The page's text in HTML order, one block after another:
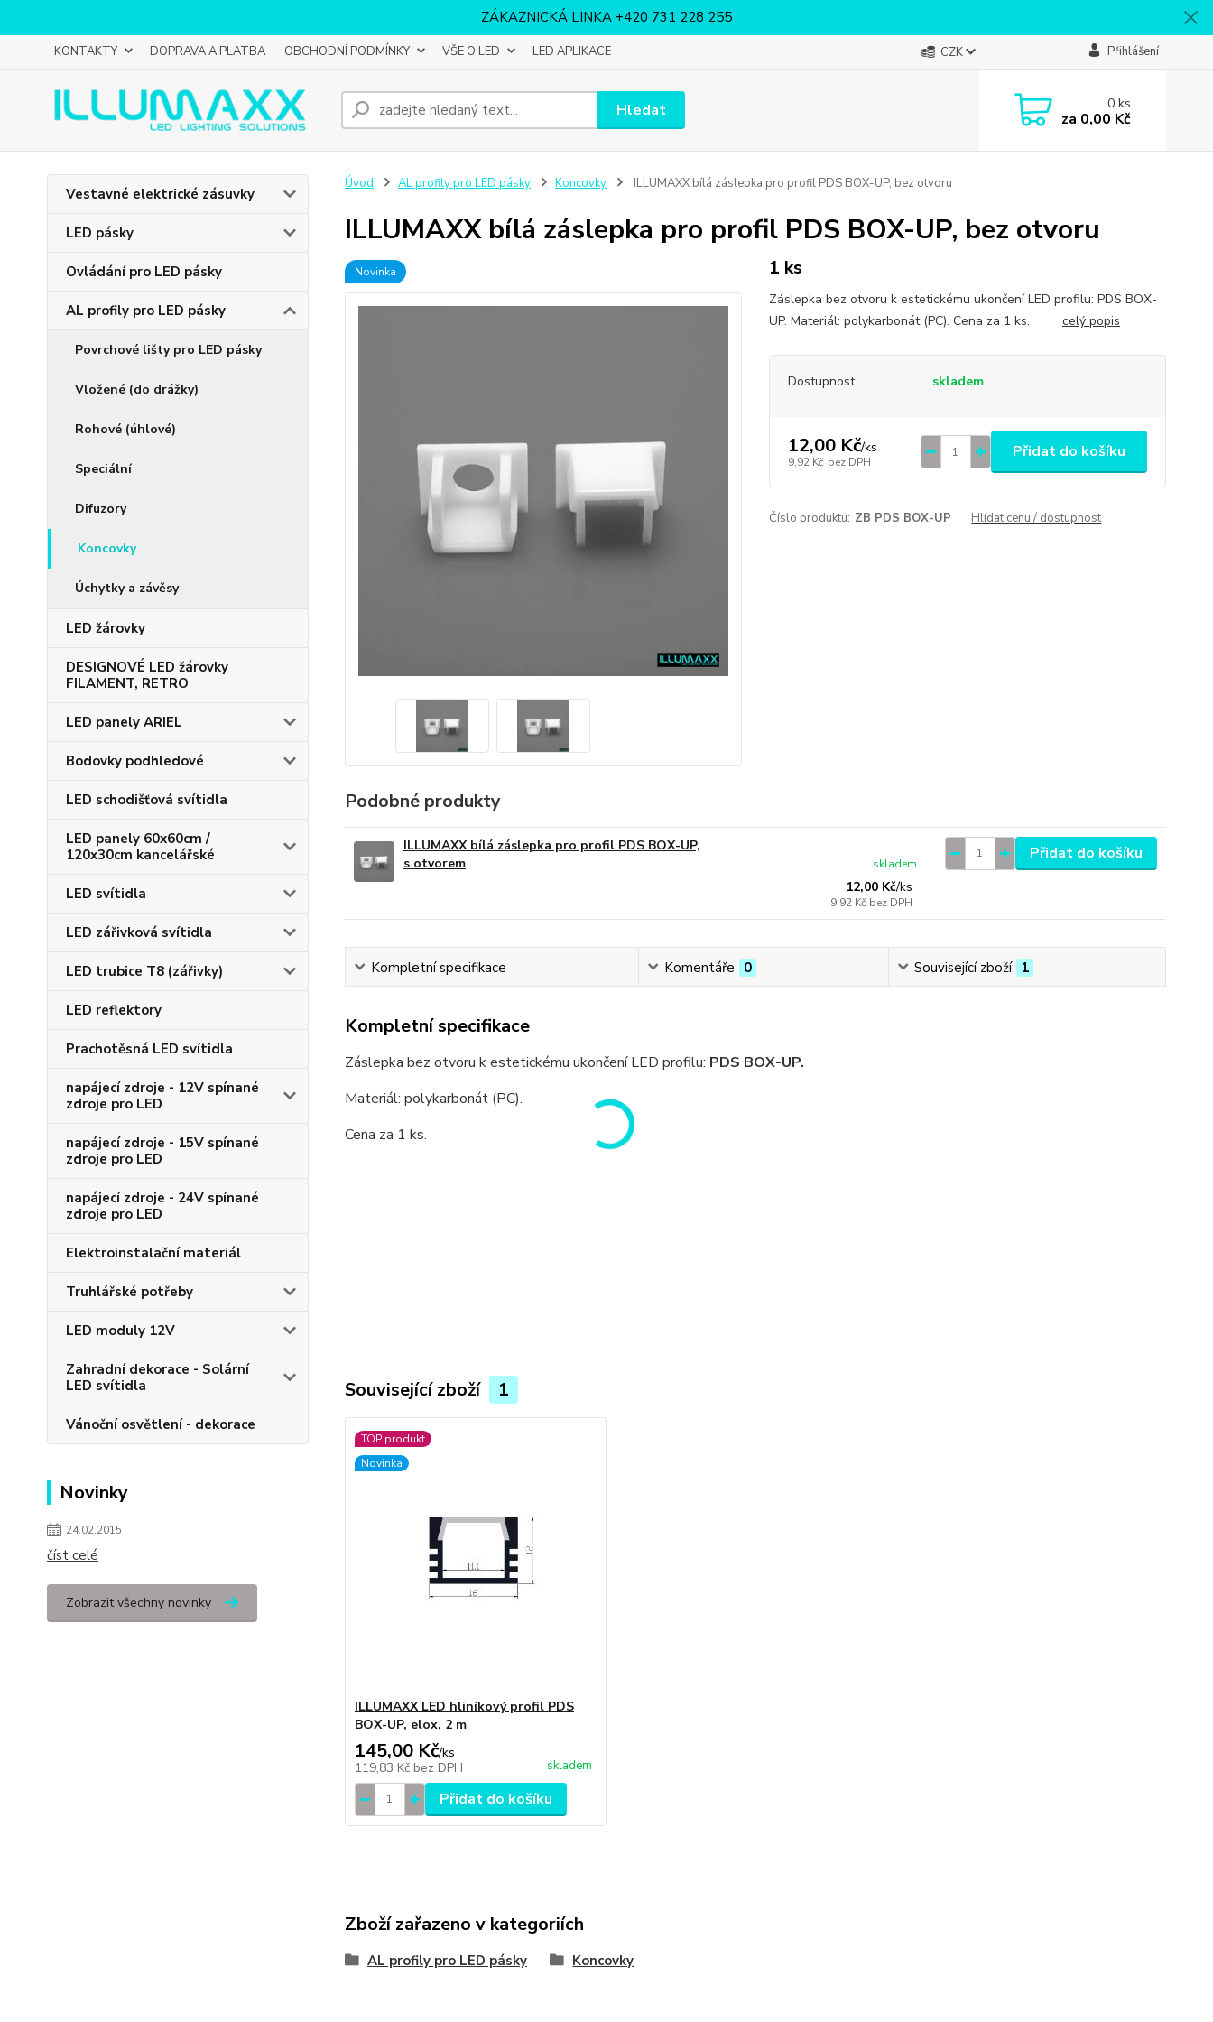
ZÁKAZNICKÁ LINKA +420 731 228 255
KONTAKTY DOPRAVA A PLATBA OBCHODNÍ PODMÍNKY VŠE O LED LED APLIKACE CZK Přihlášení
Hledat 0ks
za 0,00 Kč
Vestavné elektrické zásuvky
LED pásky
Ovládání pro LED pásky
AL profily pro LED pásky
Povrchové lišty pro LED pásky
Vložené (do drážky)
Rohové (úhlové)
Speciální
Difuzory
Koncovky
Úchytky a závěsy
LED žárovky
DESIGNOVÉ LED žárovky
FILAMENT, RETRO
LED panely ARIEL
Bodovky podhledové
LED schodišťová svítidla
LED panely 60x60cm /
120x30cm kancelářské
LED svítidla
LED zářivková svítidla
LED trubice T8 (zářivky)
LED reflektory
Prachotěsná LED svítidla
napájecí zdroje - 12V spínané
zdroje pro LED
napájecí zdroje - 15V spínané
zdroje pro LED
napájecí zdroje - 24V spínané
zdroje pro LED
Elektroinstalační materiál
Truhlářské potřeby
LED moduly 12V
Zahradní dekorace - Solární
LED svítidla
Vánoční osvětlení - dekorace
Novinky
24.02.2015
číst celé
Zobrazit všechny novinky
Úvod AL profily pro LED pásky Koncovky ILLUMAXX bílá záslepka pro profil PDS BOX-UP, bez otvoru
ILLUMAXX bílá záslepka pro profil PDS BOX-UP, bez otvoru
Novinka 1 ks
Záslepka bez otvoru k estetickému ukončení LED profilu: PDS BOX-
UP. Materiál: polykarbonát (PC). Cena za 1 ks. celý popis
Dostupnost skladem
12,00 Kč/ks
9,92 Kč bez DPH
Přidat do košíku
Číslo produktu: ZB PDS BOX-UP Hlídat cenu / dostupnost
Podobné produkty
ILLUMAXX bílá záslepka pro profil PDS BOX-UP,
s otvorem
12,00 Kč/ks
9,92 Kč bez DPH
skladem
Přidat do košíku
Kompletní specifikace Komentáře 0 Související zboží 1
Kompletní specifikace
Záslepka bez otvoru k estetickému ukončení LED profilu: PDS BOX-UP.
Materiál: polykarbonát (PC).
Cena za 1 ks.
Související zboží 1
TOP produkt
Novinka
ILLUMAXX LED hliníkový profil PDS
BOX-UP, elox, 2 m
145,00 Kč/ks
119,83 Kč bez DPH skladem
Přidat do košíku
Zboží zařazeno v kategoriích
AL profily pro LED pásky Koncovky